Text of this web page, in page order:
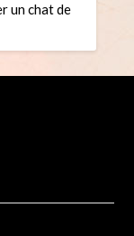
un chat de